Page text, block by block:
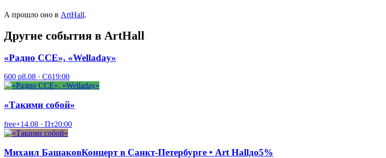
А прошло оно в ArtHall.
Другие события в ArtHall
«Радио CCE», «Welladay»
600 р8.08 · Сб19:00
«Такими собой»
free+14.08 · Пт20:00
Михаил БашаковКонцерт в Санкт-Петербурге • Art Hallдо5%